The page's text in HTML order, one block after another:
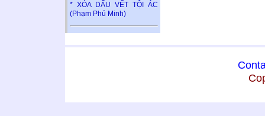
* XÓA DẤU VẾT TỘI ÁC
(Phạm Phú Minh)